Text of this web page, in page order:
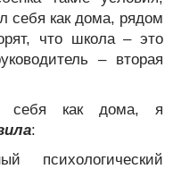
себя как дома, рядом
что школа – это
– вторая
себя как дома, я
:
психологический